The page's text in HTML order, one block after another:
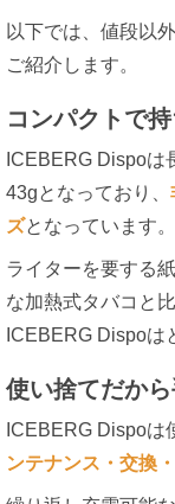
以下では、値段以
ご紹介します。
コンパクトで
ICEBERG Dispoは
43gとなっており、
ズとなっています。
ライターを要する
な加熱式タバコと
ICEBERG Dispoは
使い捨てだから
ICEBERG Dispoは
ンテナンス・交換